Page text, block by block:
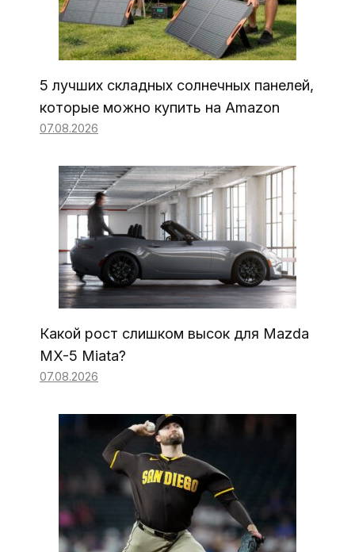
5 лучших складных солнечных панелей,
которые можно купить на Amazon
07.08.2026
Какой рост слишком высок для Mazda
MX-5 Miata?
07.08.2026